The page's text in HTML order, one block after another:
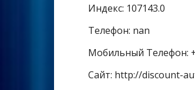
Индекс: 107143.0
Телефон: nan
Мобильный Телефон:
Сайт: http://discount-